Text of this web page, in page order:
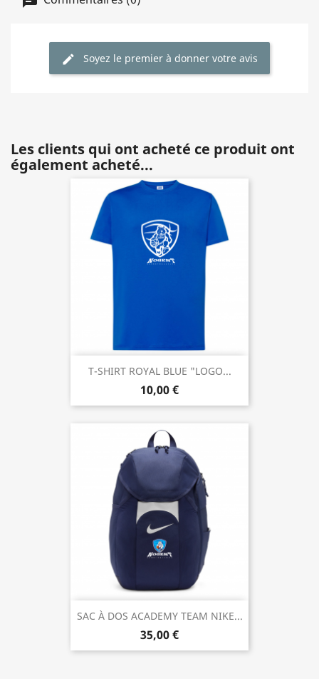
Soyez le premier à donner votre avis
Les clients qui ont acheté ce produit ont
également acheté...
T-SHIRT ROYAL BLUE "LOGO...
10,00 €
SAC À DOS ACADEMY TEAM NIKE...
35,00 €